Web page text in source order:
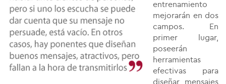
entrenamiento
mejorarán en dos
campos. En
primer lugar,
poseerán
herramientas
efectivas para
diseñar mensajes